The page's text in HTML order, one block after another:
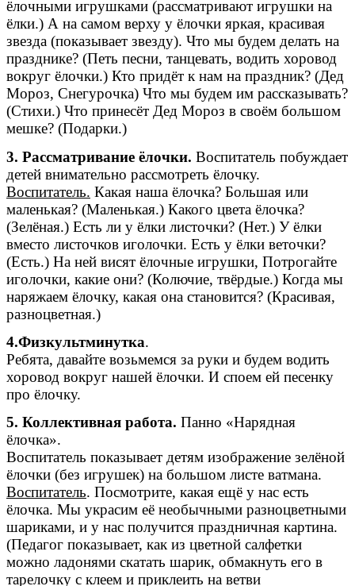
ёлочными игрушками (рассматривают игрушки на
ёлки.) А на самом верху у ёлочки яркая, красивая
звезда (показывает звезду). Что мы будем делать на
празднике? (Петь песни, танцевать, водить хоровод
вокруг ёлочки.) Кто придёт к нам на праздник? (Дед
Мороз, Снегурочка) Что мы будем им рассказывать?
(Стихи.) Что принесёт Дед Мороз в своём большом
мешке? (Подарки.)
3. Рассматривание ёлочки. Воспитатель побуждает
детей внимательно рассмотреть ёлочку.
Воспитатель. Какая наша ёлочка? Большая или
маленькая? (Маленькая.) Какого цвета ёлочка?
(Зелёная.) Есть ли у ёлки листочки? (Нет.) У ёлки
вместо листочков иголочки. Есть у ёлки веточки?
(Есть.) На ней висят ёлочные игрушки, Потрогайте
иголочки, какие они? (Колючие, твёрдые.) Когда мы
наряжаем ёлочку, какая она становится? (Красивая,
разноцветная.)
4.Физкультминутка.
Ребята, давайте возьмемся за руки и будем водить
хоровод вокруг нашей ёлочки. И споем ей песенку
про ёлочку.
5. Коллективная работа. Панно «Нарядная
ёлочка».
Воспитатель показывает детям изображение зелёной
ёлочки (без игрушек) на большом листе ватмана.
Воспитатель. Посмотрите, какая ещё у нас есть
ёлочка. Мы украсим её необычными разноцветными
шариками, и у нас получится праздничная картина.
(Педагог показывает, как из цветной салфетки
можно ладонями скатать шарик, обмакнуть его в
тарелочку с клеем и приклеить на ветви